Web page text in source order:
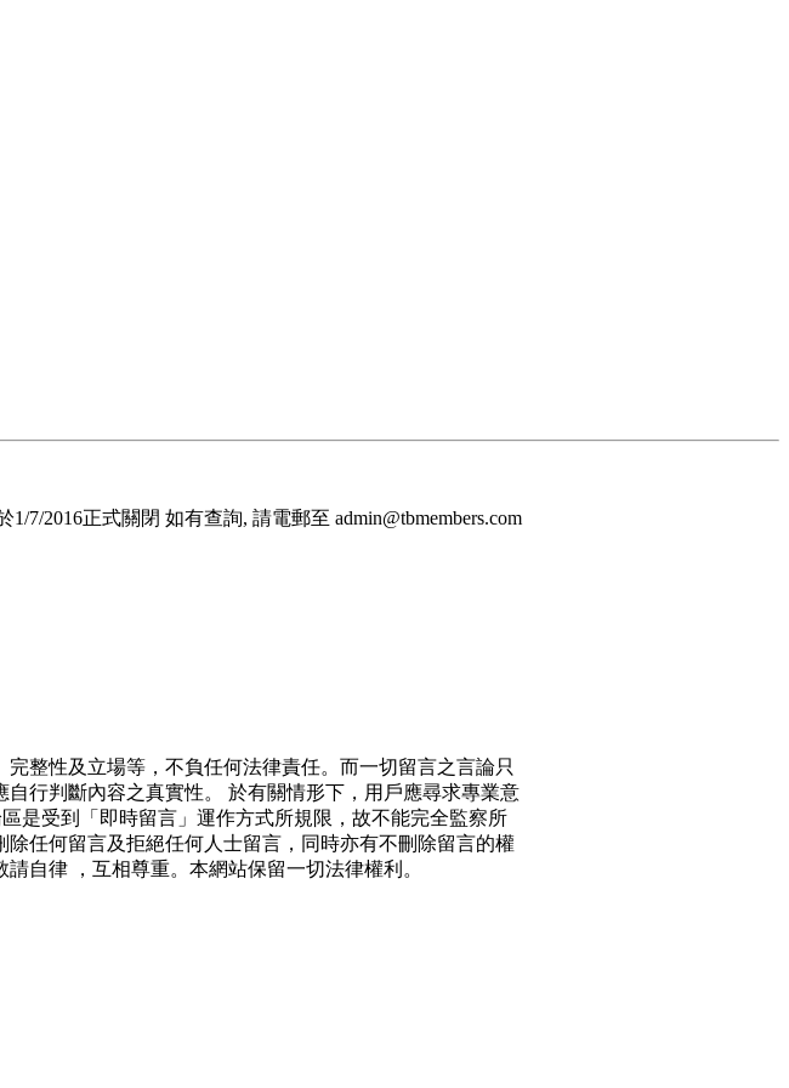
7/2016正式關閉 如有查詢, 請電郵至 admin@tbmembers.com
整性及立場等，不負任何法律責任。而一切留言之言論只
行判斷內容之真實性。 於有關情形下，用戶應尋求專業意
是受到「即時留言」運作方式所規限，故不能完全監察所
任何留言及拒絕任何人士留言，同時亦有不刪除留言的權
自律 ，互相尊重。本網站保留一切法律權利。